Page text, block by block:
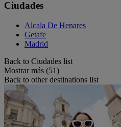
Ciudades
Alcala De Henares
Getafe
Madrid
Back to Ciudades list
Mostrar más (51)
Back to other destinations list